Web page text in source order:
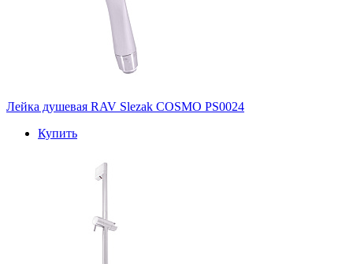
Лейка душевая RAV Slezak COSMO PS0024
Купить